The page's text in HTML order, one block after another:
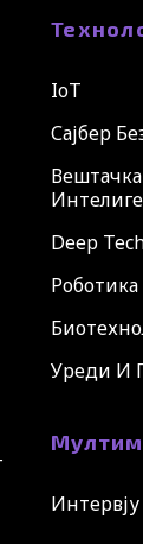
IoT
Сајбер
Вештачка
Deep
Роботика
Уреди И
Интервју